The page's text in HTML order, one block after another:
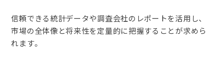
信頼できる統計データや調査会社のレポートを活用し、
市場の全体像と将来性を定量的に把握することが求めら
れます。